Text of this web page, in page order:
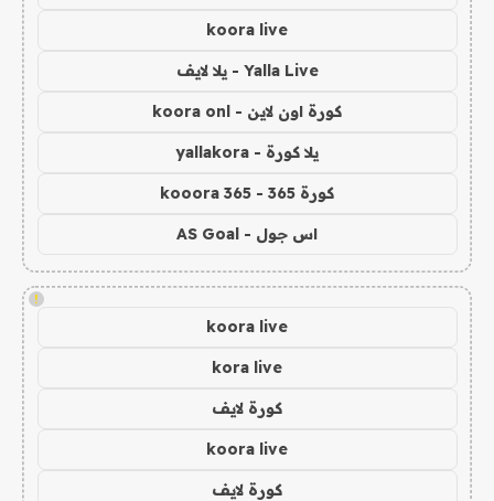
koora live
Yalla Live - يلا لايف
كورة اون لاين - koora onl
يلا كورة - yallakora
كورة 365 - kooora 365
اس جول - AS Goal
!
koora live
kora live
كورة لايف
koora live
كورة لايف